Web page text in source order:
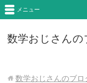
数学おじさんの
メニュー
数学おじさんのブロ